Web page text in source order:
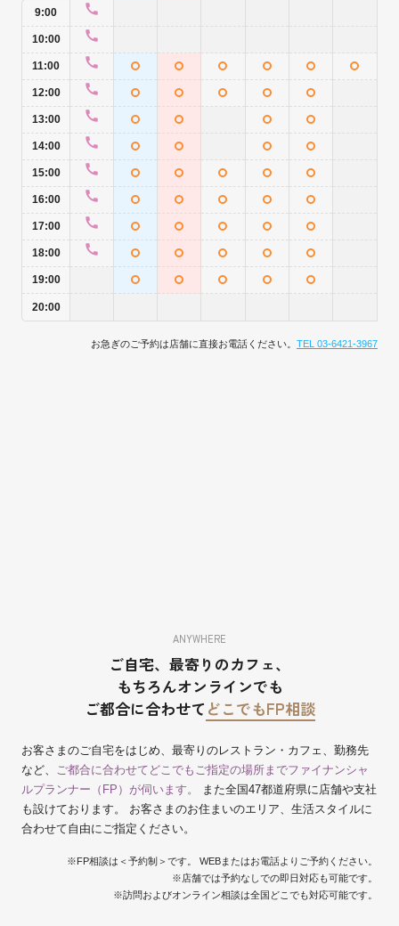
9:00
10:00
11:00
12:00
13:00
14:00
15:00
16:00
17:00
18:00
19:00
20:00
お急ぎのご予約は店舗に直接お電話ください。 TEL 03-6421-3967
ANYWHERE
ご自宅、最寄りのカフェ、
もちろんオンラインでも
ご都合に合わせてどこでもFP相談
お客さまのご自宅をはじめ、最寄りのレストラン・カフェ、勤務先
など、
ご都合に合わせてどこでもご指定の場所までファイナンシャ
ルプランナー（FP）が伺います。
また全国47都道府県に店舗や支社
も設けております。 お客さまのお住まいのエリア、生活スタイルに
合わせて自由にご指定ください。
※FP相談は＜予約制＞です。 WEBまたはお電話よりご予約ください。
※店舗では予約なしでの即日対応も可能です。
※訪問およびオンライン相談は全国どこでも対応可能です。